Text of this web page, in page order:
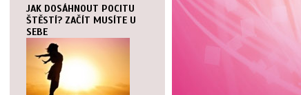
JAK DOSÁHNOUT POCITU
ŠTĚSTÍ? ZAČÍT MUSÍTE U
SEBE